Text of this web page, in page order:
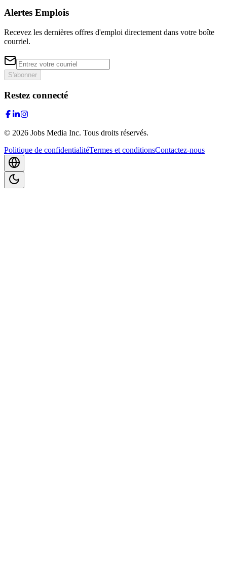
Alertes Emplois
Recevez les dernières offres d'emploi directement dans votre boîte
courriel.
S'abonner
Restez connecté
© 2026 Jobs Media Inc. Tous droits réservés.
Politique de confidentialitéTermes et conditionsContactez-nous